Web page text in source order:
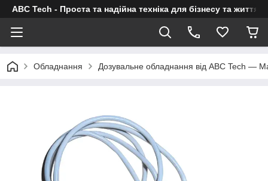
ABC Tech - Проста та надійна техніка для бізнесу та життя
Обладнання Дозувальне обладнання від ABC Tech —